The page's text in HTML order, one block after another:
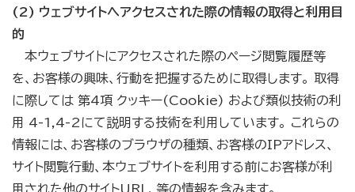
(2) ウェブサイトへアクセスされた際の情報の取得と利用目
的
本ウェブサイトにアクセスされた際のページ閲覧履歴等
を、お客様の興味、行動を把握するために取得します。 取得
に際しては 第4項 クッキー(Cookie) および類似技術の利
用 4-1,4-2にて説明する技術を利用しています。 これらの
情報には、お客様のブラウザの種類、お客様のIPアドレス、
サイト閲覧行動、本ウェブサイトを利用する前にお客様が利
用された他のサイトURL、等の情報を含みます。